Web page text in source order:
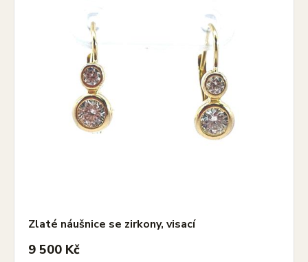
Zlaté náušnice se zirkony, visací
9 500 Kč